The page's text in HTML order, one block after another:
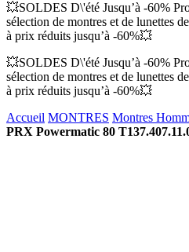
💥SOLDES D\'été Jusqu’à -60%
sélection de montres et de lunettes
à prix réduits jusqu’à -60%💥
💥SOLDES D\'été Jusqu’à -60%
sélection de montres et de lunettes
à prix réduits jusqu’à -60%💥
Accueil MONTRES Montres
PRX Powermatic 80